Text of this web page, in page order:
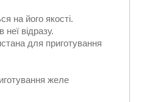
на його якості.
неї відразу.
для приготування
желе